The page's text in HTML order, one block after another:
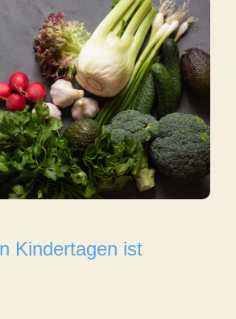
Kindertagen ist